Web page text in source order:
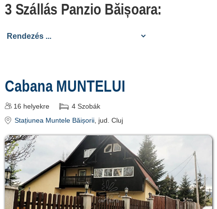
3 Szállás Panzio Băișoara:
Cabana MUNTELUI
16 helyekre 4 Szobák
Stațiunea Muntele Băișorii , jud. Cluj
Stațiunea
unitate de
cazare
despre C A R T
A ®
termeni și
condiții
contact
login